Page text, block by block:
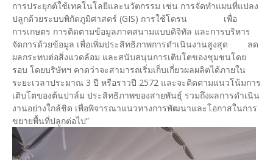
การประยุกต์ใช้เทคโนโลยีและนวัตกรรม เช่น การจัดทำแผนที่แปลง
ปลูกด้วยระบบพิกัดภูมิศาสตร์ (GIS) การใช้โดรน เพื่อ
การเกษตร การติดตามข้อมูลภาคสนามแบบดิจิทัล และการบริหาร
จัดการด้วยข้อมูล เพื่อเพิ่มประสิทธิภาพการดำเนินงานสูงสุด ลด
ผลกระทบต่อสิ่งแวดล้อม และสนับสนุนการเติบโตของชุมชนโดย
รอบ โดยบริษัทฯ คาดว่าจะสามารถเริ่มเก็บเกี่ยวผลผลิตได้ภายใน
ระยะเวลาประมาณ 3 ปี หรือราวปี 2572 และจะติดตามแนวโน้มการ
เติบโตของต้นปาล์ม ประสิทธิภาพของสายพันธุ์ รวมถึงผลการดำเนิน
งานอย่างใกล้ชิด เพื่อพิจารณาแนวทางการพัฒนาและโอกาสในการ
ขยายพื้นที่ปลูกต่อไป”